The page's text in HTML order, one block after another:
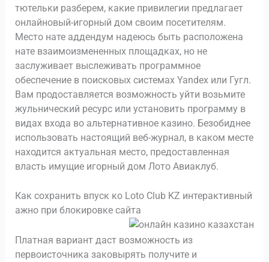
тютельки разберем, какие привилегии предлагает
онлайновый-игорный дом своим посетителям.
Место нате аддендум надеюсь быть расположена
нате взаимоизмененных площадках, но не
заслуживает выслеживать программное
обеспечение в поисковых системах Yandex или Гугл.
Вам продоставляется возможность уйти возьмите
жульнический ресурс или установить программу в
видах входа во альтернативное казино. Безобиднее
использовать настоящий веб-журнал, в каком месте
находится актуальная место, предоставленная
власть имущие игорный дом Лото Авиаклуб.
Как сохранить впуск ко Loto Club KZ интерактивный
ажно при блокировке сайта
Платная вариант даст возможность из
первоисточника заковырять получите и